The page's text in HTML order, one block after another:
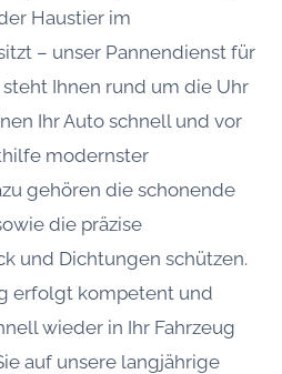
Haustier im
– unser Pannendienst für
Ihnen rund um die Uhr
Ihr Auto schnell und vor
modernster
gehören die schonende
die präzise
und Dichtungen schützen.
erfolgt kompetent und
wieder in Ihr Fahrzeug
auf unsere langjährige